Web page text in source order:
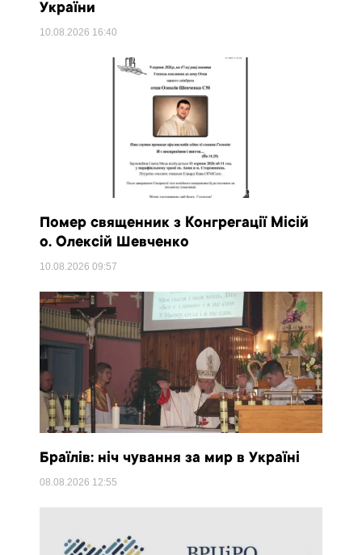
України
10.08.2026 16:40
Помер священник з Конгрегації Місій
о. Олексій Шевченко
10.08.202609:57
Браїлів: ніч чування за мир в Україні
08.08.2026 12:55